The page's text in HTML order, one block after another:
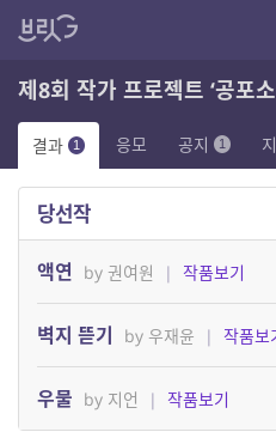
제8회 작가 프로젝트 ‘공포
결과 1 응모 공지 1
당선작
액연 by 권여원 | 작품보기
벽지 뜯기 by 우재윤 | 작품보
우물 by 지언 | 작품보기